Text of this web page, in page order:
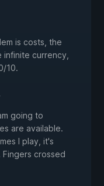
is costs, the
currency,
10.
going to
are available.
I play, it's
crossed